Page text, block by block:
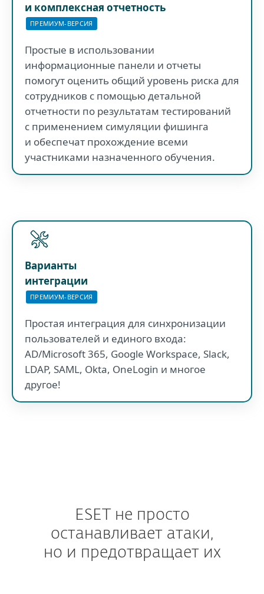
и комплексная отчетность
ПРЕМИУМ-ВЕРСИЯ
Простые в использовании
информационные панели и отчеты
помогут оценить общий уровень риска для
сотрудников с помощью детальной
отчетности по результатам тестирований
с применением симуляции фишинга
и обеспечат прохождение всеми
участниками назначенного обучения.
Варианты
интеграции
ПРЕМИУМ-ВЕРСИЯ
Простая интеграция для синхронизации
пользователей и единого входа:
AD/Microsoft 365, Google Workspace, Slack,
LDAP, SAML, Okta, OneLogin и многое
другое!
ESET не просто
останавливает атаки,
но и предотвращает их